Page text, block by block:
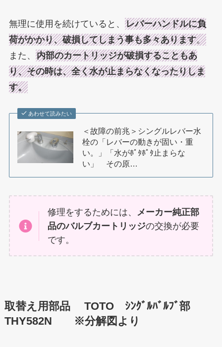
無理に使用を続けていると、 レバーハンドルに負
荷がかかり、破損してしまう事も多々あります。
また、 内部のカートリッジが破損することもあ
り、その時は、全く水が止まらなくなったりしま
す。
あわせて読みたい
＜故障の前兆＞シングルレバー水
栓の「レバーの動きが固い・重
い。」「水がﾎﾟﾀﾎﾟﾀ止まらな
い」 その原…
修理をするためには、
メーカー純正部
品のバルブカートリッジの交換が必要
です。
取替え用部品 TOTO ｼﾝｸﾞﾙﾊﾞﾙﾌﾞ部
THY582N ※分解図より